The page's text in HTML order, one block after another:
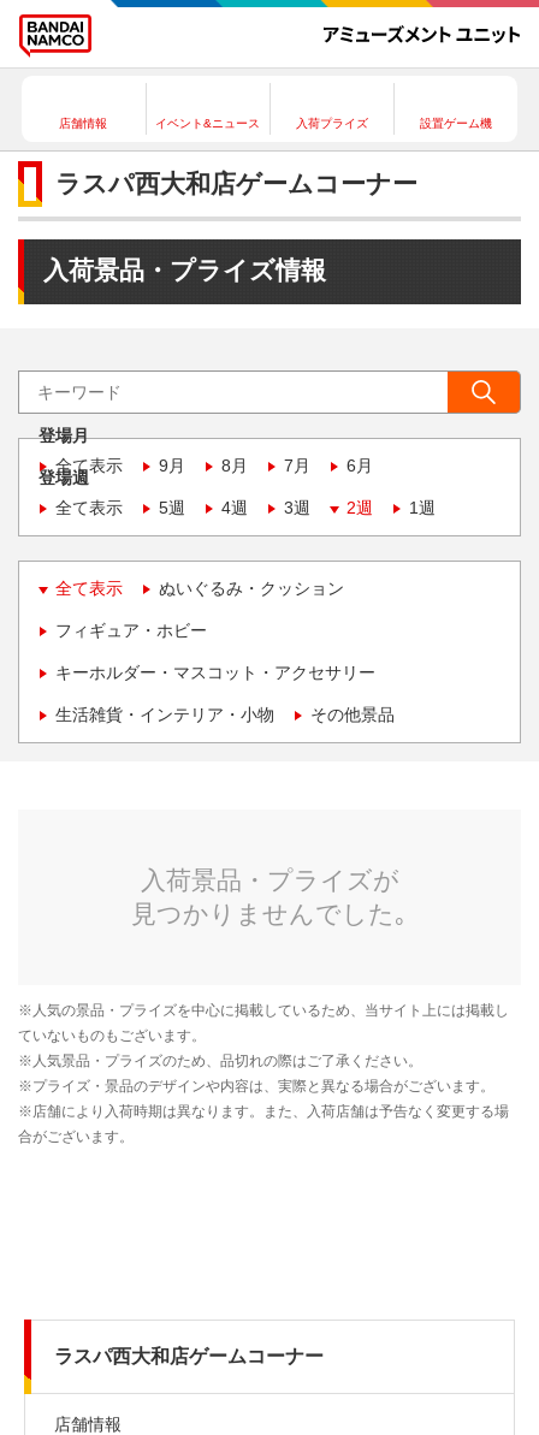
店舗情報 イベント&ニュース 入荷プライズ 設置ゲーム機
ラスパ西大和店ゲームコーナー
入荷景品・プライズ情報
登場月
全て表示
9月 8月 7月 6月
登場週
全て表示
5週 4週 3週 2週 1週
全て表示 ぬいぐるみ・クッション
フィギュア・ホビー
キーホルダー・マスコット・アクセサリー
生活雑貨・インテリア・小物 その他景品
ラスパ西大和店ゲームコーナー
店舗情報